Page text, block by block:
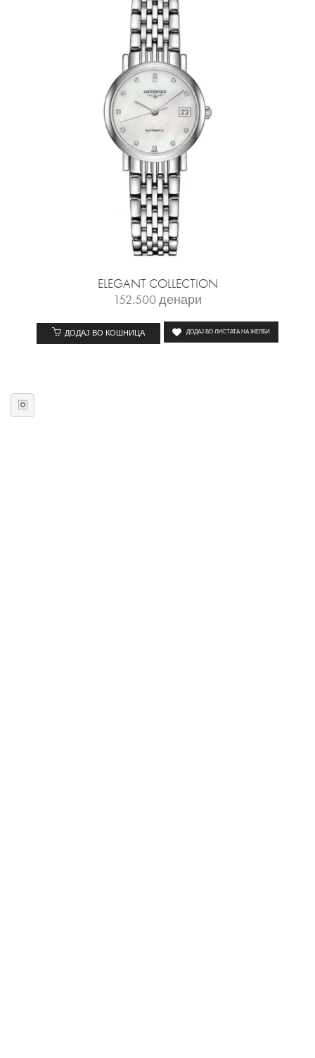
ELEGANT COLLECTION
152.500денари
ДОДАЈ ВО КОШНИЦА ДОДАЈ ВО ЛИСТАТА НА ЖЕЛБИ